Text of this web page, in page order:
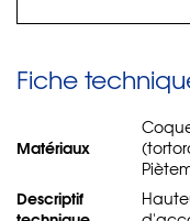
Fiche
Matériaux
Descriptif